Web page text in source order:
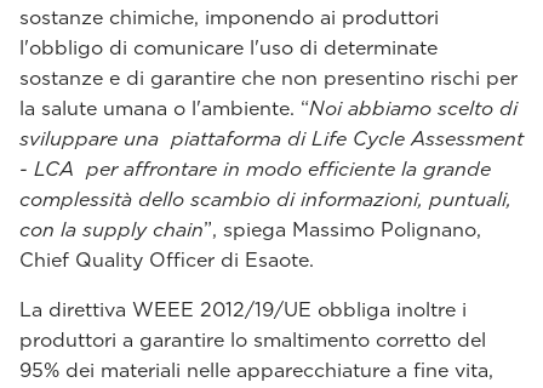
sostanze chimiche, imponendo ai produttori
l'obbligo di comunicare l'uso di determinate
sostanze e di garantire che non presentino rischi per
la salute umana o l'ambiente. “Noi abbiamo scelto di
sviluppare una piattaforma di Life Cycle Assessment
- LCA per affrontare in modo efficiente la grande
complessità dello scambio di informazioni, puntuali,
con la supply chain”, spiega Massimo Polignano,
Chief Quality Officer di Esaote.
La direttiva WEEE 2012/19/UE obbliga inoltre i
produttori a garantire lo smaltimento corretto del
95% dei materiali nelle apparecchiature a fine vita,